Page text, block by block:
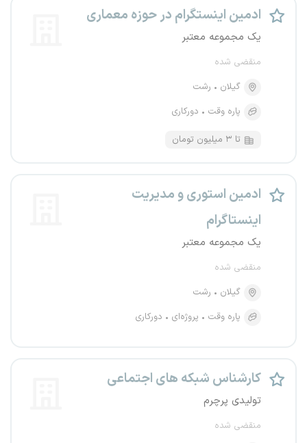
ادمین اینستگرام در حوزه معماری
یک مجموعه معتبر
منقضی شده
گیلان
رشت
پاره وقت
دورکاری
تا ۳ میلیون تومان
ادمین استوری و مدیریت
اینستاگرام
یک مجموعه معتبر
منقضی شده
گیلان
رشت
پاره وقت
پروژه‌ای دورکاری
کارشناس شبکه های اجتماعی
تولیدی پرچرم
منقضی شده